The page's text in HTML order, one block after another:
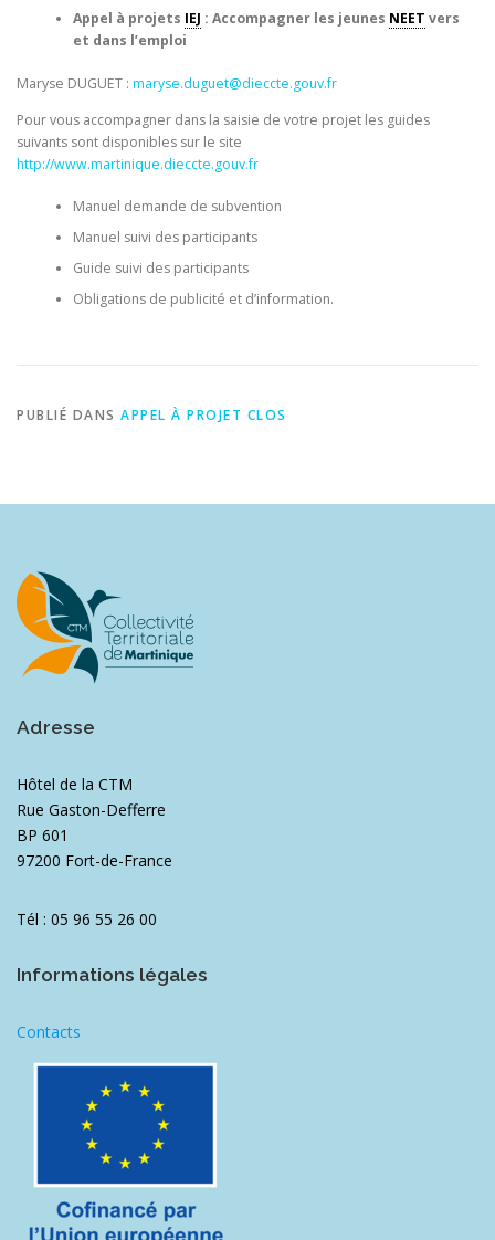
Appel à projets IEJ : Accompagner les jeunes NEET vers
et dans l’emploi
Maryse DUGUET : maryse.duguet@dieccte.gouv.fr
Pour vous accompagner dans la saisie de votre projet les guides
suivants sont disponibles sur le site
http://www.martinique.dieccte.gouv.fr
Manuel demande de subvention
Manuel suivi des participants
Guide suivi des participants
Obligations de publicité et d’information.
PUBLIÉ DANS APPEL À PROJET CLOS
Adresse
Hôtel de la CTM
Rue Gaston-Defferre
BP 601
97200 Fort-de-France
Tél : 05 96 55 26 00
Informations légales
Contacts